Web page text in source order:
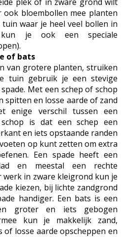
ook bloembollen mee planten
waar je heel veel bollen in
je ook een speciale
of bats
van grotere planten, struiken
tuin gebruik je een stevige
Met een schep of schop
spitten en losse aarde of zand
enige verschil tussen een
is dat een schep een
en iets opstaande randen
op kunt zetten om extra
Een spade heeft een
en meestal een rechte
werk in zware kleigrond kun je
kiezen, bij lichte zandgrond
handiger. Een bats is een
groter en iets gebogen
kun je makkelijk zand,
of losse aarde opscheppen en